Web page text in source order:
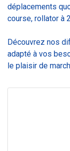
déplacements
course, rollator à
Découvrez nos
adapté à vos
le plaisir de